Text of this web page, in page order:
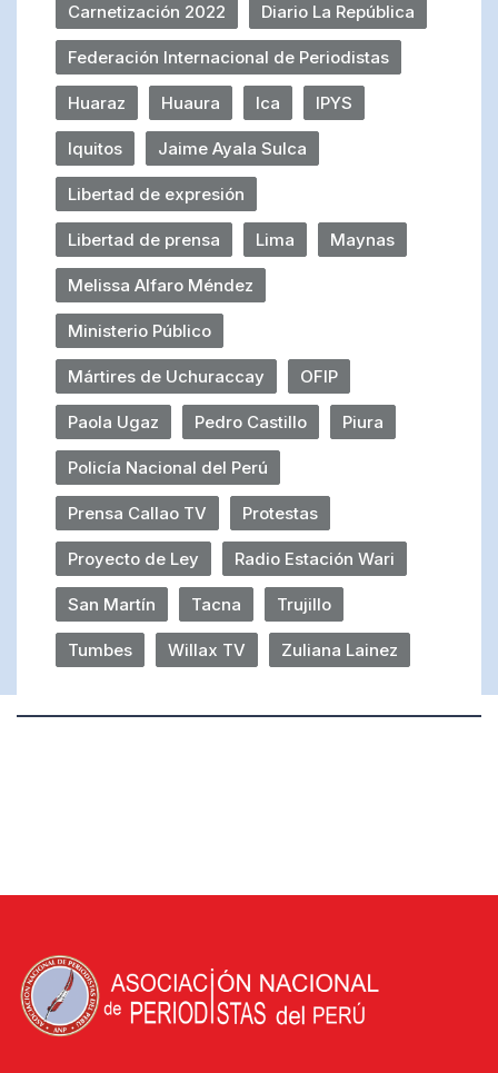
Carnetización 2022 Diario La República
Federación Internacional de Periodistas
Huaraz Huaura Ica IPYS
Iquitos Jaime Ayala Sulca
Libertad de expresión
Libertad de prensa Lima Maynas
Melissa Alfaro Méndez
Ministerio Público
Mártires de Uchuraccay OFIP
Paola Ugaz Pedro Castillo Piura
Policía Nacional del Perú
Prensa Callao TV Protestas
Proyecto de Ley Radio Estación Wari
San Martín Tacna Trujillo
Tumbes Willax TV Zuliana Lainez